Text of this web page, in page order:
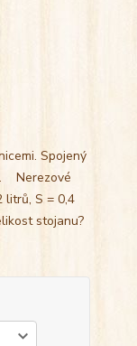
Spojený
Nerezové
litrů, S = 0,4
stojanu?